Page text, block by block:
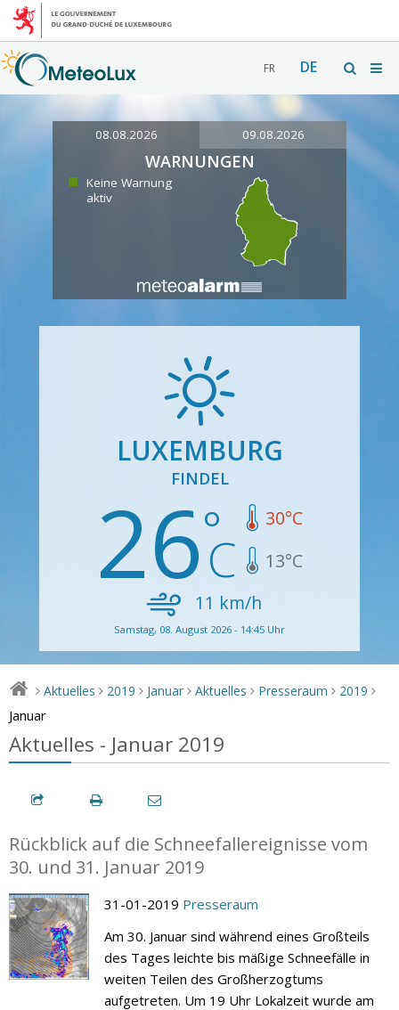
FR DE
08.08.2026 09.08.2026
WARNUNGEN
Keine Warnung
aktiv
LUXEMBURG
FINDEL
26 30°C
13°C
11 km/h
Samstag, 08. August 2026 - 14:45 Uhr
> Aktuelles > 2019 > Januar > Aktuelles > Presseraum > 2019 >
Januar
Aktuelles - Januar 2019
Rückblick auf die Schneefallereignisse vom
30. und 31. Januar 2019
31-01-2019 Presseraum
Am 30. Januar sind während eines Großteils
des Tages leichte bis mäßige Schneefälle in
weiten Teilen des Großherzogtums
aufgetreten. Um 19 Uhr Lokalzeit wurde am